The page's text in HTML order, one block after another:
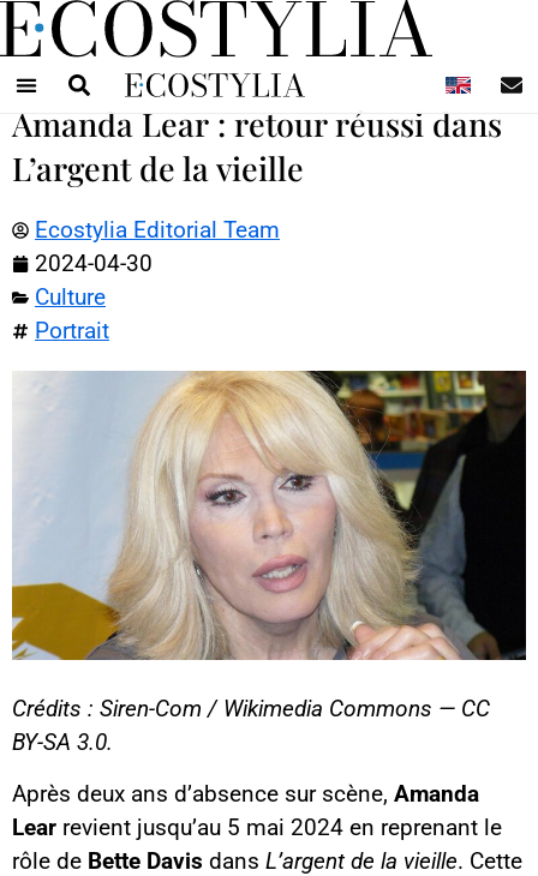
Amanda Lear : retour réussi dans
L’argent de la vieille
Ecostylia Editorial Team
2024-04-30
Culture
Portrait
Crédits : Siren-Com / Wikimedia Commons — CC
BY-SA 3.0.
Après deux ans d’absence sur scène, Amanda
Lear revient jusqu’au 5 mai 2024 en reprenant le
rôle de Bette Davis dans L’argent de la vieille. Cette